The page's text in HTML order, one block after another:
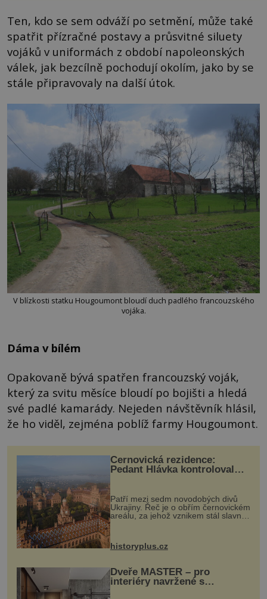
Ten, kdo se sem odváží po setmění, může také
spatřit přízračné postavy a průsvitné siluety
vojáků v uniformách z období napoleonských
válek, jak bezcílně pochodují okolím, jako by se
stále připravovaly na další útok.
V blízkosti statku Hougoumont bloudí duch padlého francouzského
vojáka.
Dáma v bílém
Opakovaně bývá spatřen francouzský voják,
který za svitu měsíce bloudí po bojišti a hledá
své padlé kamarády. Nejeden návštěvník hlásil,
že ho viděl, zejména poblíž farmy Hougoumont.
Černovická rezidence:
Pedant Hlávka kontroloval
Patří mezi sedm novodobých divů
Ukrajiny. Řeč je o obřím černovickém
areálu, za jehož vznikem stál slavný
český architekt Josef Hlávka. Ten si
na něm dal mimořádně záležet. Jeho
stavební plány by při ...
historyplus.cz
Dveře MASTER – pro
interiéry navržené s
rozumem i vášní!